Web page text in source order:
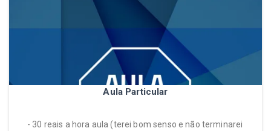
Aula Particular
- 30 reais a hora aula (terei bom senso e não terminarei